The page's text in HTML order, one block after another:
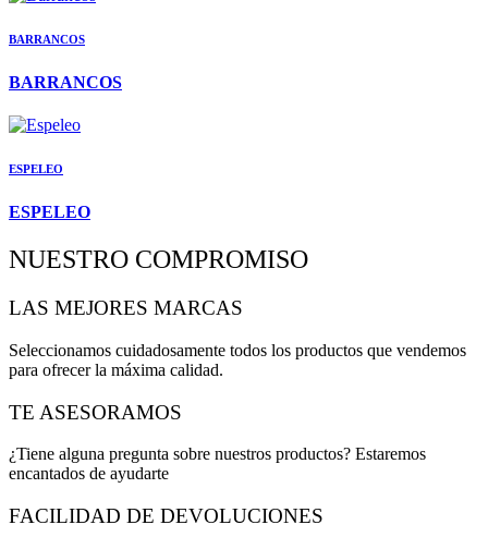
BARRANCOS
BARRANCOS
ESPELEO
ESPELEO
NUESTRO COMPROMISO
LAS MEJORES MARCAS
Seleccionamos cuidadosamente todos los productos que vendemos
para ofrecer la máxima calidad.
TE ASESORAMOS
¿Tiene alguna pregunta sobre nuestros productos? Estaremos
encantados de ayudarte
FACILIDAD DE DEVOLUCIONES